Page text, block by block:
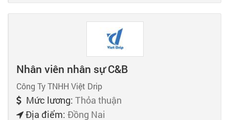
Nhân viên nhân sự C&B
Công Ty TNHH Việt Drip
Mức lương: Thỏa thuận
Địa điểm: Đồng Nai